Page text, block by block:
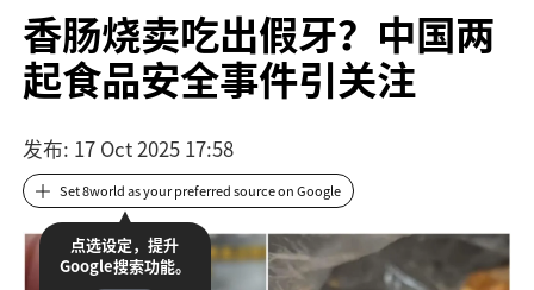
香肠烧卖吃出假牙？中国两
起食品安全事件引关注
发布: 17 Oct 2025 17:58
Set 8world as your preferred source on Google
点选设定，提升
Google搜索功能。